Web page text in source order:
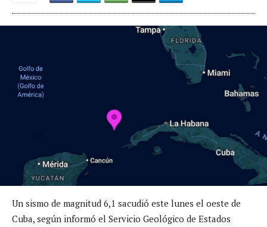
Un sismo de magnitud 6,1 sacudió este lunes el oeste de
Cuba, según informó el Servicio Geológico de Estados